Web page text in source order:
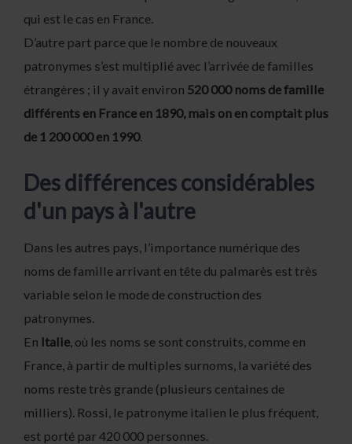
qui est le cas en France.
D’autre part parce que le nombre de nouveaux
patronymes s’est multiplié avec l’arrivée de familles
étrangères ; il y avait environ 520 000 noms de famille
différents en France en 1890, mais on en comptait plus
de 1 200 000 en 1990.
Des différences considérables
d'un pays à l'autre
Dans les autres pays, l’importance numérique des
noms de famille arrivant en tête du palmarès est très
variable selon le mode de construction des
patronymes.
En Italie , où les noms se sont construits, comme en
France, à partir de multiples surnoms, la variété des
noms reste très grande (plusieurs centaines de
milliers). Rossi, le patronyme italien le plus fréquent,
est porté par 420 000 personnes.